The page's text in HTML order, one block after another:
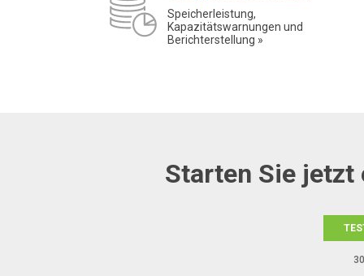
Speicherleistung,
Kapazitätswarnungen und
Berichterstellung »
Starten Sie jetzt